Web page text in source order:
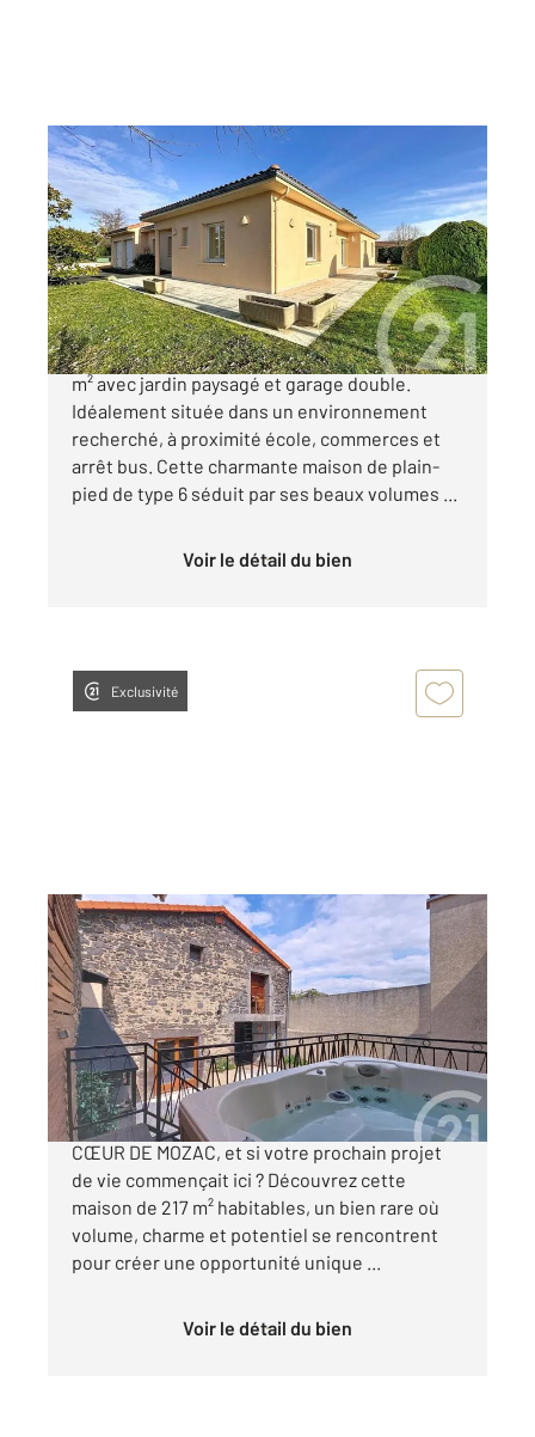
MOZAC 63
219 m2, 6 pièces
Ref : 24519
Maison à vendre
449 000 €
MOZAC Spacieuse maison de plain-pied de 219
m² avec jardin paysagé et garage double.
Idéalement située dans un environnement
recherché, à proximité école, commerces et
arrêt bus. Cette charmante maison de plain-
pied de type 6 séduit par ses beaux volumes ...
Voir le détail du bien
Exclusivité
MOZAC 63
217,30 m2, 7 pièces
Ref : 25090
Maison à vendre
279 000 €
MAISON DE CARACTÈRE POTENTIEL XXL AU
CŒUR DE MOZAC, et si votre prochain projet
de vie commençait ici ? Découvrez cette
maison de 217 m² habitables, un bien rare où
volume, charme et potentiel se rencontrent
pour créer une opportunité unique ...
Voir le détail du bien